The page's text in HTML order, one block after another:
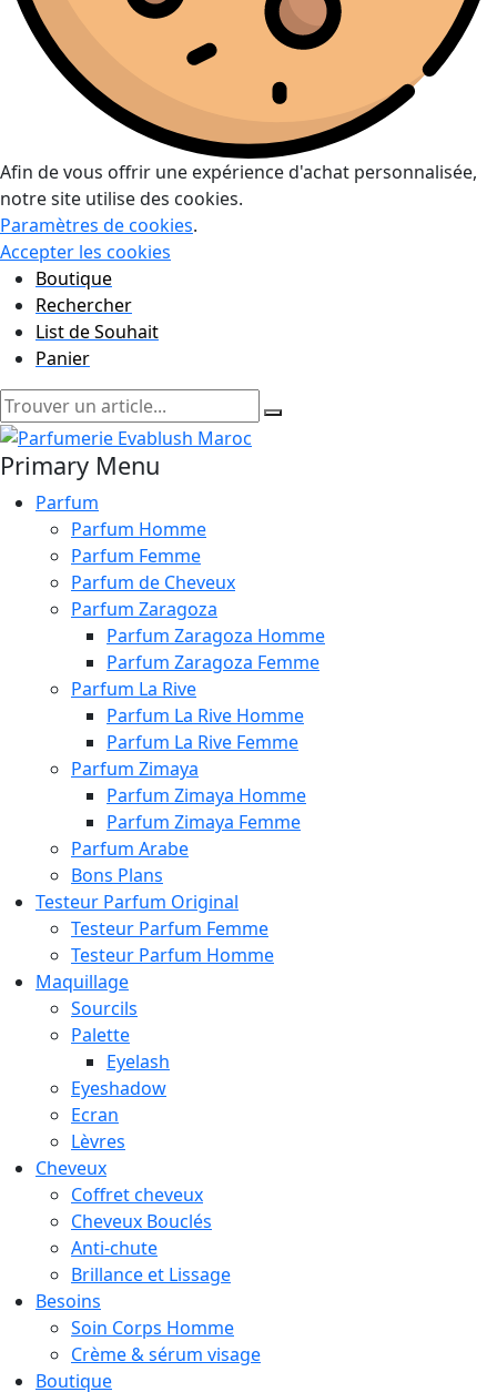
Afin de vous offrir une expérience d'achat personnalisée,
notre site utilise des cookies.
Paramètres de cookies.
Accepter les cookies
Boutique
Rechercher
List de Souhait
Panier
Primary Menu
Parfum
Parfum Homme
Parfum Femme
Parfum de Cheveux
Parfum Zaragoza
Parfum Zaragoza Homme
Parfum Zaragoza Femme
Parfum La Rive
Parfum La Rive Homme
Parfum La Rive Femme
Parfum Zimaya
Parfum Zimaya Homme
Parfum Zimaya Femme
Parfum Arabe
Bons Plans
Testeur Parfum Original
Testeur Parfum Femme
Testeur Parfum Homme
Maquillage
Sourcils
Palette
Eyelash
Eyeshadow
Ecran
Lèvres
Cheveux
Coffret cheveux
Cheveux Bouclés
Anti-chute
Brillance et Lissage
Besoins
Soin Corps Homme
Crème & sérum visage
Boutique